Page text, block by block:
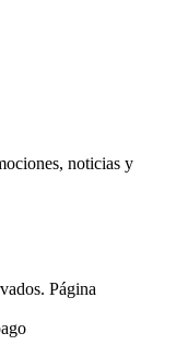
noticias y
Página